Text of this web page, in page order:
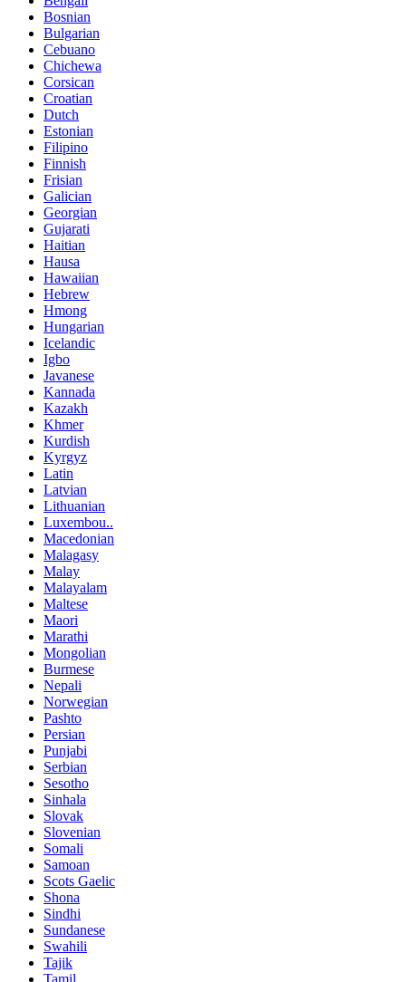
Bosnian
Bulgarian
Cebuano
Chichewa
Corsican
Croatian
Dutch
Estonian
Filipino
Finnish
Frisian
Galician
Georgian
Gujarati
Haitian
Hausa
Hawaiian
Hebrew
Hmong
Hungarian
Icelandic
Igbo
Javanese
Kannada
Kazakh
Khmer
Kurdish
Kyrgyz
Latin
Latvian
Lithuanian
Luxembou..
Macedonian
Malagasy
Malay
Malayalam
Maltese
Maori
Marathi
Mongolian
Burmese
Nepali
Norwegian
Pashto
Persian
Punjabi
Serbian
Sesotho
Sinhala
Slovak
Slovenian
Somali
Samoan
Scots Gaelic
Shona
Sindhi
Sundanese
Swahili
Tajik
Tamil